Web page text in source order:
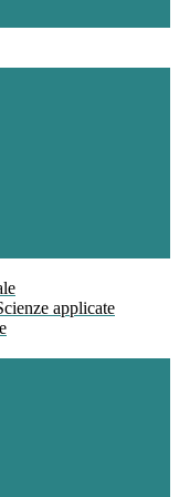
applicate